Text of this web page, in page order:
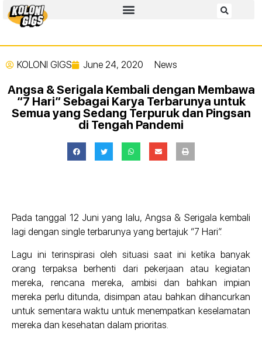
KOLONI GIGS June 24, 2020 News
Angsa & Serigala Kembali dengan Membawa
“7 Hari” Sebagai Karya Terbarunya untuk
Semua yang Sedang Terpuruk dan Pingsan
di Tengah Pandemi
Pada tanggal 12 Juni yang lalu, Angsa & Serigala kembali
lagi dengan single terbarunya yang bertajuk “7 Hari”.
Lagu ini terinspirasi oleh situasi saat ini ketika banyak
orang terpaksa berhenti dari pekerjaan atau kegiatan
mereka, rencana mereka, ambisi dan bahkan impian
mereka perlu ditunda, disimpan atau bahkan dihancurkan
untuk sementara waktu untuk menempatkan keselamatan
mereka dan kesehatan dalam prioritas.